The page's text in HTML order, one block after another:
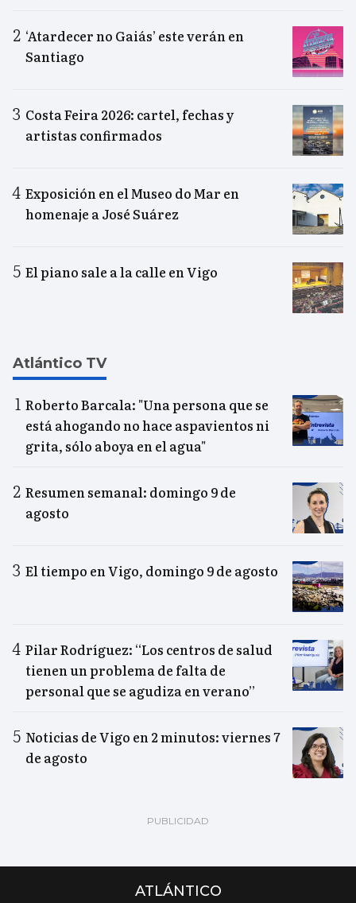
‘Atardecer no Gaiás’ este verán en
Santiago
Costa Feira 2026: cartel, fechas y
artistas confirmados
Exposición en el Museo do Mar en
homenaje a José Suárez
El piano sale a la calle en Vigo
Atlántico TV
Roberto Barcala: "Una persona que se
está ahogando no hace aspavientos ni
grita, sólo aboya en el agua"
Resumen semanal: domingo 9 de
agosto
El tiempo en Vigo, domingo 9 de agosto
Pilar Rodríguez: “Los centros de salud
tienen un problema de falta de
personal que se agudiza en verano”
Noticias de Vigo en 2 minutos: viernes 7
de agosto
ATLÁNTICO